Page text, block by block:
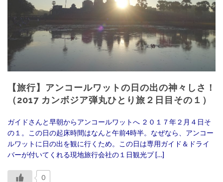
【旅行】アンコールワットの日の出の神々しさ！
（2017 カンボジア弾丸ひとり旅２日目その１）
ガイドさんと早朝からアンコールワットへ ２０１７年２月４日そ
の１。この日の起床時間はなんと午前4時半。なぜなら、アンコー
ルワットに日の出を観に行くため。この日は専用ガイド＆ドライ
バーが付いてくれる現地旅行会社の１日観光プ […]
0